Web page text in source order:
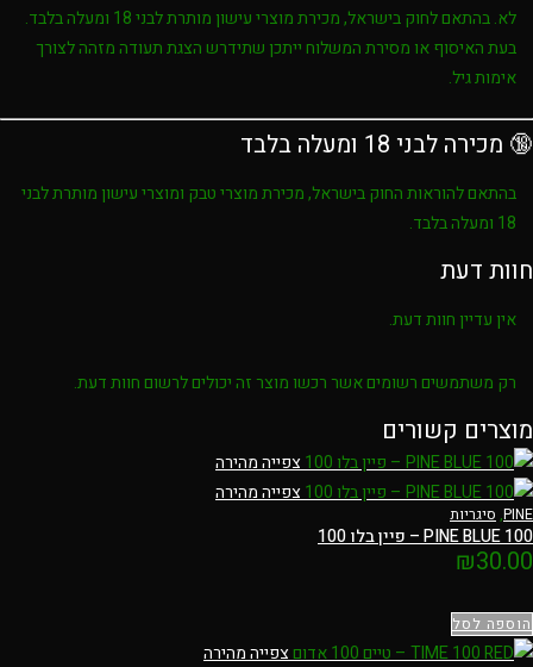
לא. בהתאם לחוק בישראל, מכירת מוצרי עישון מותרת לבני18 ומעלה בלבד
.
בעת האיסוף או מסירת המשלוח ייתכן שתידרש הצגת תעודה מזהה לצורך
אימות גיל.
🔞 מכירה לבני 18 ומעלה בלבד
בהתאם להוראות החוק בישראל, מכירת מוצרי טבק ומוצרי עישון מותרת לבני
18 ומעלה בלבד
.
חוות דעת
אין עדיין חוות דעת.
רק משתמשים רשומים אשר רכשו מוצר זה יכולים לרשום חוות דעת.
מוצרים קשורים
צפייה מהירה
צפייה מהירה
PINE
, סיגריות
PINE BLUE 100 – פיין בלו 100
₪30.00
הוספה לסל
צפייה מהירה